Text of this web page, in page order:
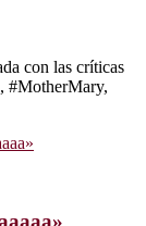
con las críticas
#MotherMary,